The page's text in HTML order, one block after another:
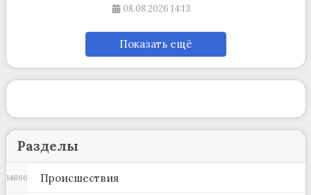
08.08.2026 14:13
Показать ещё
Разделы
Происшествия
14866